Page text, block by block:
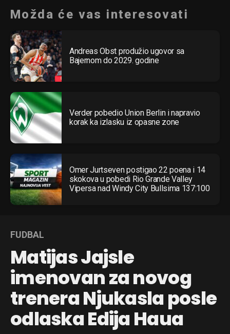
Možda će vas interesovati
Andreas Obst produžio ugovor sa
Bajernom do 2029. godine
Verder pobedio Union Berlin i napravio
korak ka izlasku iz opasne zone
Omer Jurtseven postigao 22 poena i 14
skokova u pobedi Rio Grande Valley
Vipersa nad Windy City Bullsima 137:100
FUDBAL
Matijas Jajsle
imenovan za novog
trenera Njukasla posle
odlaska Edija Haua
Reddit
Pinterest